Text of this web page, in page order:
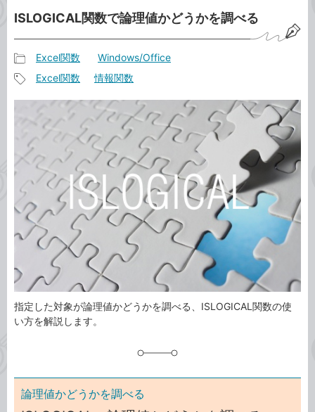
ト
ISLOGICAL関数で論理値かどうかを調べる
事
カ
テ
ゴ
リ
Excel関数 Windows/Office
タ
グ
Excel関数 情報関数
指定した対象が論理値かどうかを調べる、ISLOGICAL関数の使
い方を解説します。
論理値かどうかを調べる